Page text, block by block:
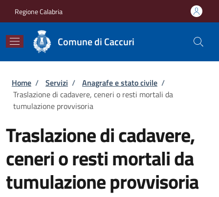
Regione Calabria
Comune di Caccuri
Briciole di pane
Home / Servizi / Anagrafe e stato civile /
Traslazione di cadavere, ceneri o resti mortali da
tumulazione provvisoria
Traslazione di cadavere,
ceneri o resti mortali da
tumulazione provvisoria